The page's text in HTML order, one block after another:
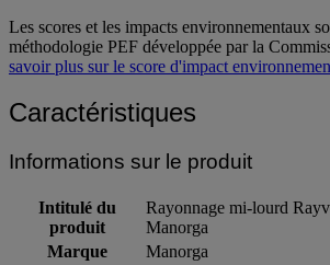
Les scores et les impacts environnementaux
méthodologie PEF développée par la
savoir plus sur le score d'impact
Caractéristiques
Informations sur le produit
Intitulé du
produit
Rayonnage mi-lourd
Manorga
Marque
Manorga